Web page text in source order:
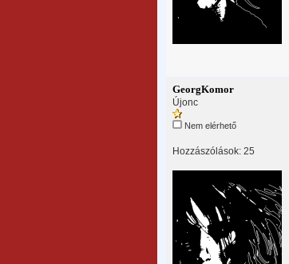
GeorgKomor
Újonc
Nem elérhető
Hozzászólások: 25